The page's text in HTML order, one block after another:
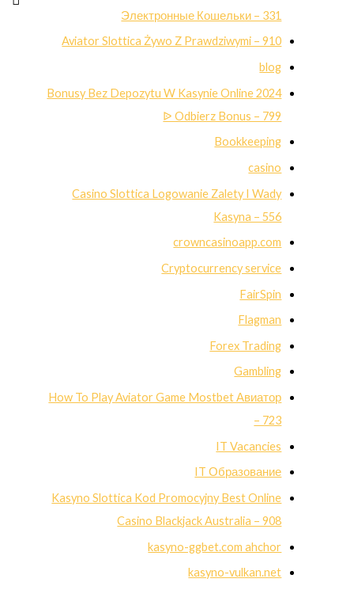
Электронные Кошельки – 331
Aviator Slottica Żywo Z Prawdziwymi – 910
blog
Bonusy Bez Depozytu W Kasynie Online 2024
ᐉ Odbierz Bonus – 799
Bookkeeping
casino
Casino Slottica Logowanie Zalety I Wady
Kasyna – 556
crowncasinoapp.com
Cryptocurrency service
FairSpin
Flagman
Forex Trading
Gambling
How To Play Aviator Game Mostbet Авиатор
– 723
IT Vacancies
IT Образование
Kasyno Slottica Kod Promocyjny Best Online
Casino Blackjack Australia – 908
kasyno-ggbet.com ahchor
kasyno-vulkan.net